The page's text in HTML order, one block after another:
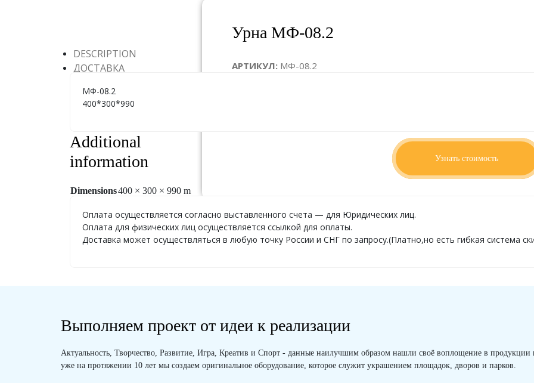
Урна МФ-08.2
АРТИКУЛ: МФ-08.2
Узнать стоимость
DESCRIPTION
ДОСТАВКА
МФ-08.2
400*300*990
Additional
information
Dimensions400 × 300 × 990 m
Оплата осуществляется согласно выставленного счета — для Юридических лиц.
Оплата для физических лиц осуществляется ссылкой для оплаты.
Доставка может осуществляться в любую точку России и СНГ по запросу.(Платно,но есть гибкая система
Выполняем проект от идеи к реализации
Актуальность, Творчество, Развитие, Игра, Креатив и Спорт - данные наилучшим образом нашли своё воплощение в
уже на протяжении 10 лет мы создаем оригинальное оборудование, которое служит украшением площадок, дворов и парков.